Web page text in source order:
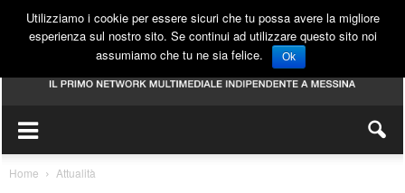
Home Attualità
Utilizziamo i cookie per essere sicuri che tu possa avere la migliore
esperienza sul nostro sito. Se continui ad utilizzare questo sito noi
assumiamo che tu ne sia felice.
Ok